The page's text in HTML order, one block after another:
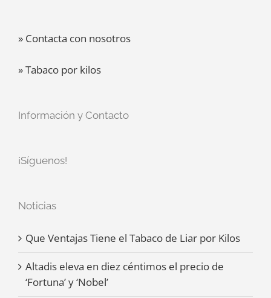
» Contacta con nosotros
» Tabaco por kilos
Información y Contacto
¡Síguenos!
Noticias
Que Ventajas Tiene el Tabaco de Liar por Kilos
Altadis eleva en diez céntimos el precio de
‘Fortuna’ y ‘Nobel’